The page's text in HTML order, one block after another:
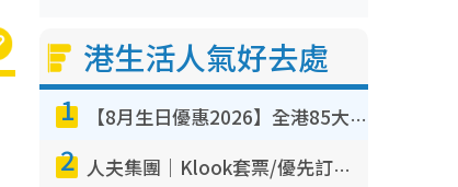
港生活人氣好去處
1 【8月生日優惠2026】全港85大食買玩著數攻略 自助餐/火鍋放題同行免費＋誠品/DONKI送現金券
2 人夫集團｜Klook套票/優先訂票/公開發售搶飛攻略！附票價.購票連結.場地座位表